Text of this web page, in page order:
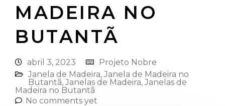
MADEIRA NO
BUTANTÃ
abril 3, 2023
Projeto Nobre
Janela de Madeira, Janela de Madeira no
Butantã, Janelas de Madeira, Janelas de
Madeira no Butantã
No comments yet